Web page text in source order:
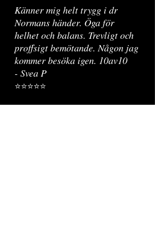
Känner mig helt trygg i dr
Normans händer. Öga för
helhet och balans. Trevligt och
proffsigt bemötande. Någon jag
kommer besöka igen. 10av10
- Svea P
⭐⭐⭐⭐⭐